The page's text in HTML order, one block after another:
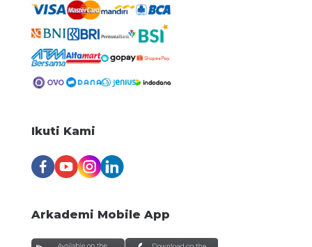
Marketing Agency Cabang Madiun
Madiun
negotiable
CTI Group
South Jakarta
Ikuti Kami
Arkademi Mobile App